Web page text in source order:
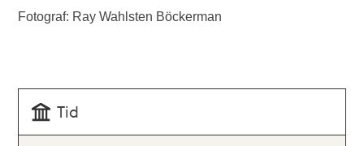
Fotograf: Ray Wahlsten Böckerman
Tid